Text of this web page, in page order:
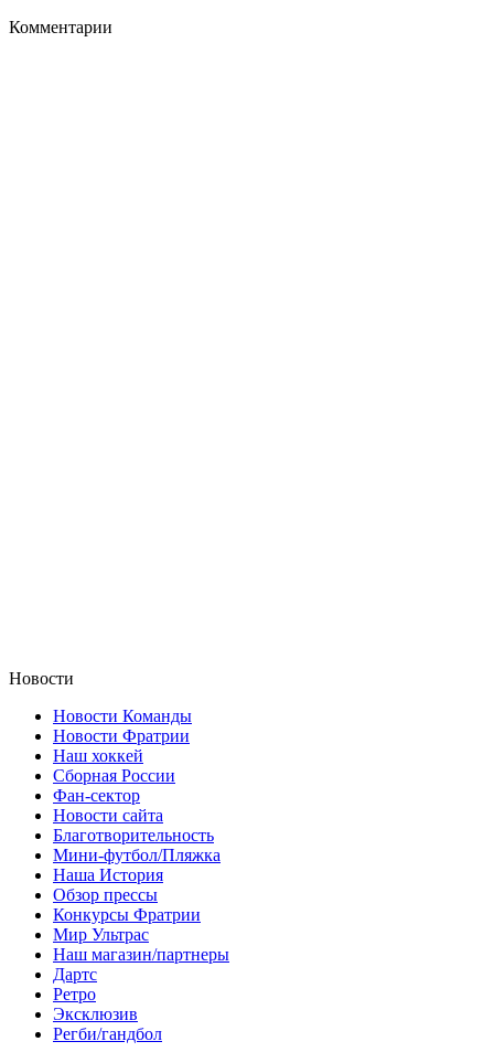
Комментарии
Новости
Новости Команды
Новости Фратрии
Наш хоккей
Сборная России
Фан-cектор
Новости сайта
Благотворительность
Мини-футбол/Пляжка
Наша История
Обзор прессы
Конкурсы Фратрии
Мир Ультрас
Наш магазин/партнеры
Дартс
Ретро
Эксклюзив
Регби/гандбол